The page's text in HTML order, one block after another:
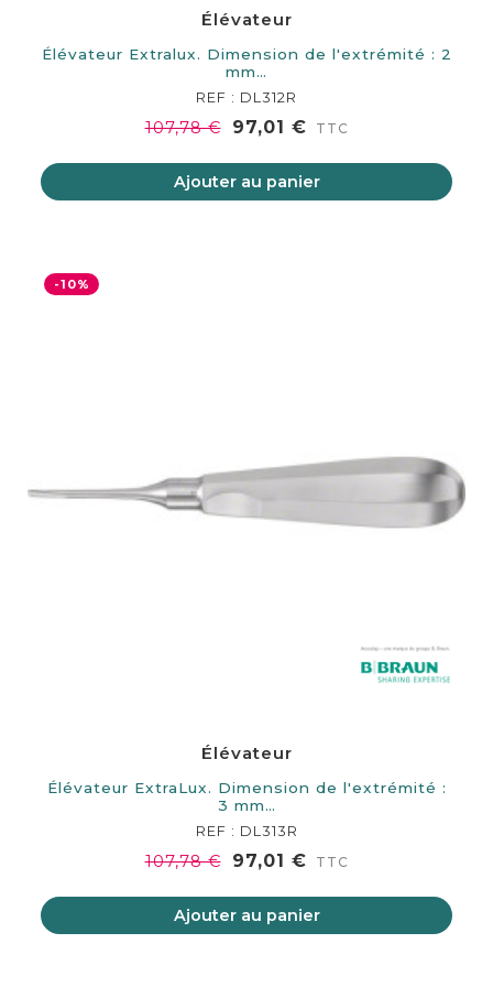
Élévateur
Élévateur Extralux. Dimension de l'extrémité : 2
mm…
REF : DL312R
107,78 € 97,01 € TTC
Ajouter au panier
-10%
Élévateur
Élévateur ExtraLux. Dimension de l'extrémité :
3 mm…
REF : DL313R
107,78 € 97,01 € TTC
Ajouter au panier